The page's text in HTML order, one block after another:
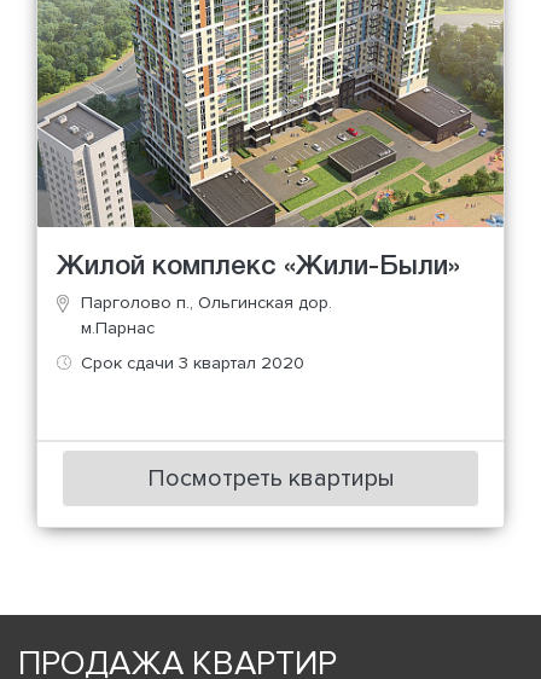
Жилой комплекс «Жили-Были»
Парголово п., Ольгинская дор.
м.Парнас
Срок сдачи 3 квартал 2020
Посмотреть квартиры
ПРОДАЖА КВАРТИР